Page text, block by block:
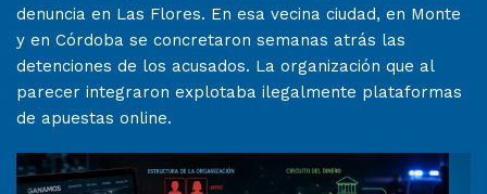
denuncia en Las Flores. En esa vecina ciudad, en Monte
y en Córdoba se concretaron semanas atrás las
detenciones de los acusados. La organización que al
parecer integraron explotaba ilegalmente plataformas
de apuestas online.